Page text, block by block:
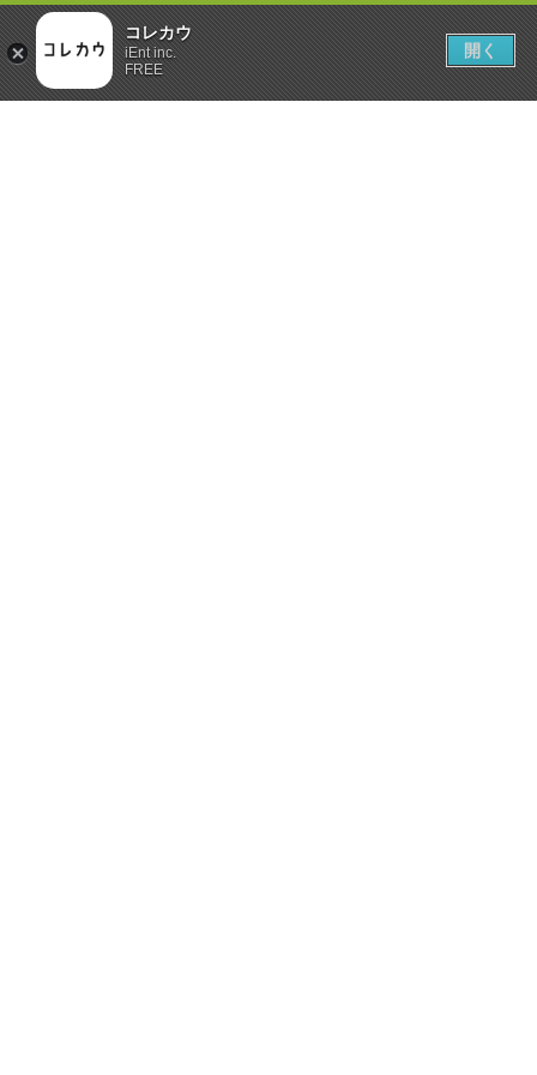
コレカウ
iEnt inc.
FREE
開く